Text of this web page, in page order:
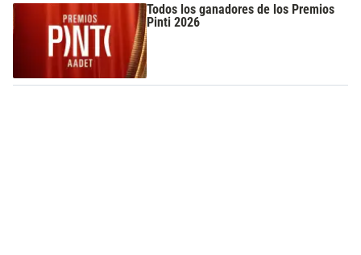
Todos los ganadores de los Premios
Pinti 2026